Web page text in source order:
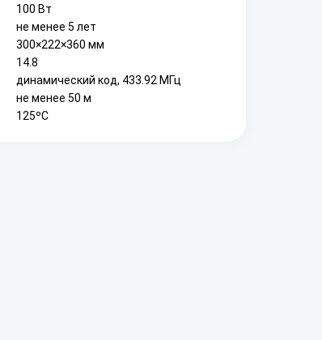
100 Вт
не менее 5 лет
300×222×360 мм
14.8
динамический код, 433.92 МГц
не менее 50 м
125ºС